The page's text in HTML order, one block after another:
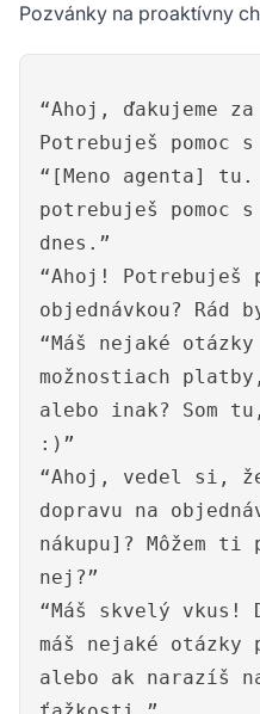
Pozvánky na proaktívny
“Ahoj, ďakujeme
Potrebuješ pomoc
“[Meno agenta]
potrebuješ pomoc
dnes.”
“Ahoj! Potrebuješ
objednávkou? Rád
“Máš nejaké
možnostiach
alebo inak? Som
:)”
“Ahoj, vedel si, že
dopravu na
nákupu]? Môžem ti
nej?”
“Máš skvelý
máš nejaké otázky
alebo ak narazíš